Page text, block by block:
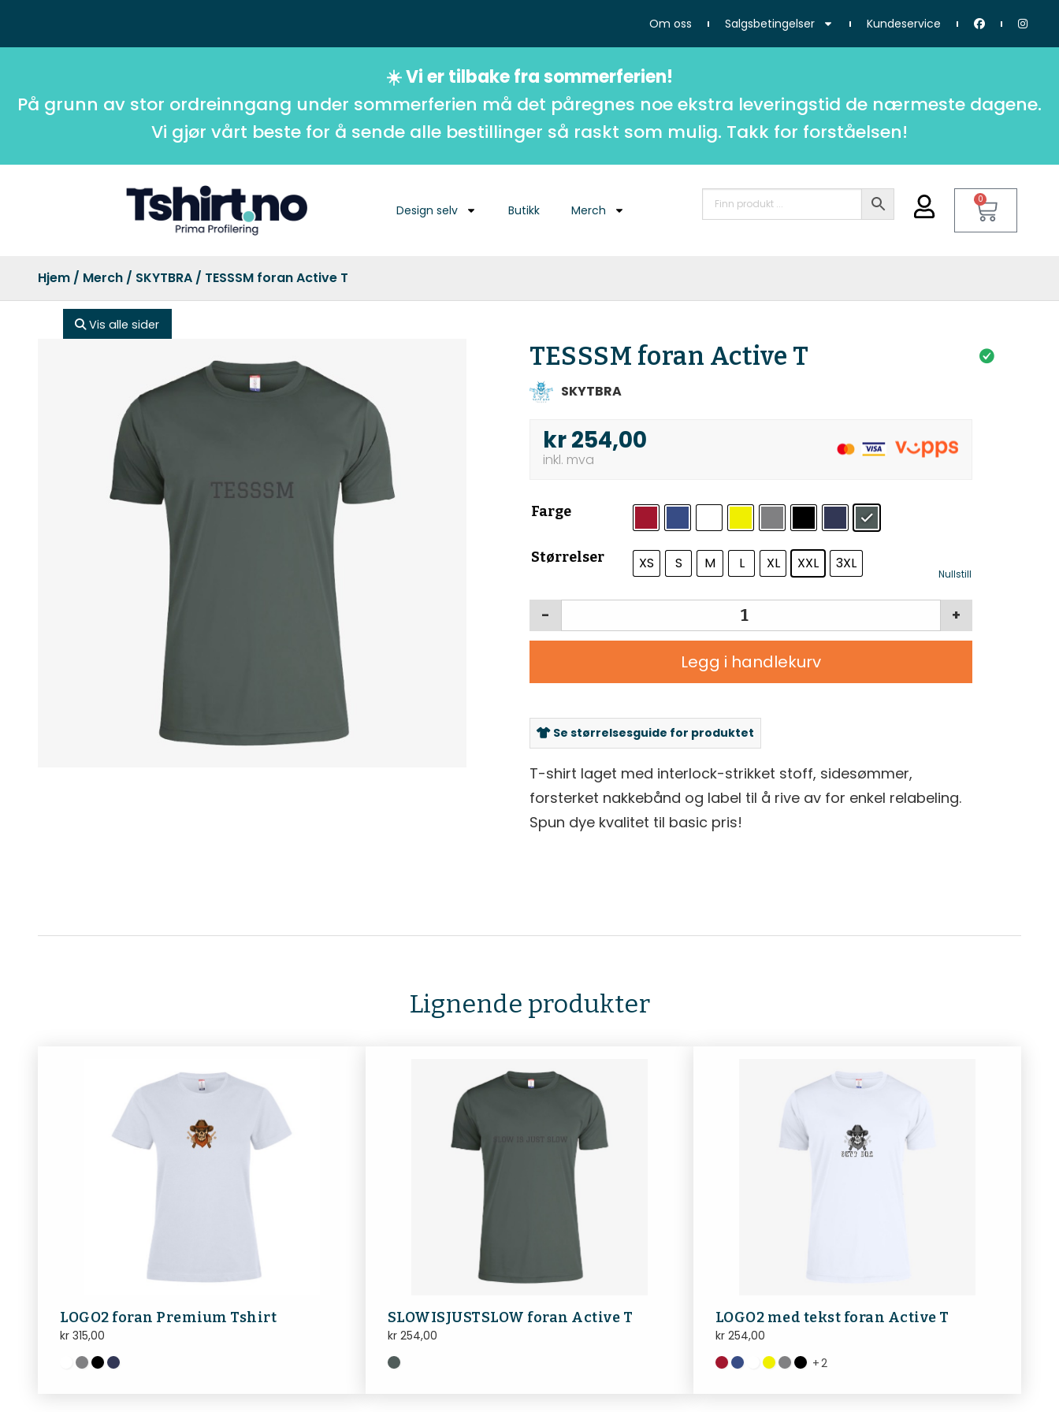
Om oss Salgsbetingelser Kundeservice
☀️ Vi er tilbake fra sommerferien!
På grunn av stor ordreinngang under sommerferien må det påregnes noe ekstra leveringstid de nærmeste dagene.
Vi gjør vårt beste for å sende alle bestillinger så raskt som mulig. Takk for forståelsen!
Design selv Butikk Merch
0
Hjem / Merch / SKYTBRA / TESSSM foran Active T
Vis alle sider
TESSSM foran Active T
SKYTBRA
kr254,00
Farge
Størrelser XS S M L XL XXL 3XL
Nullstill
+
-
Legg i handlekurv
Se størrelsesguide for produktet
T-shirt laget med interlock-strikket stoff, sidesømmer,
forsterket nakkebånd og label til å rive av for enkel relabeling.
Spun dye kvalitet til basic pris!
Lignende produkter
LOGO2 foran Premium Tshirt
kr 315,00
SLOWISJUSTSLOW foran Active T
kr254,00
LOGO2 med tekst foran Active T
kr254,00
+2